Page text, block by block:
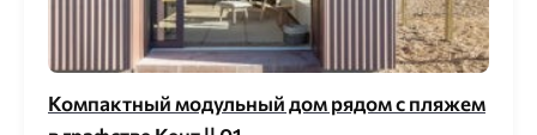
Компактный модульный дом рядом с пляжем